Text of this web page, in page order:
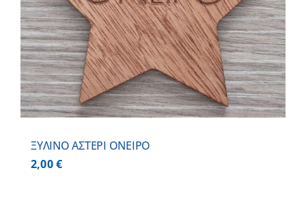
ΞΥΛΙΝΟ ΑΣΤΕΡΙ ΟΝΕΙΡΟ
2,00€